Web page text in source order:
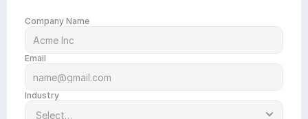
Company Name
Email
Industry